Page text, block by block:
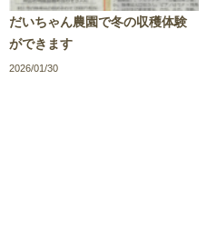
だいちゃん農園で冬の収穫体験
ができます
2026/01/30